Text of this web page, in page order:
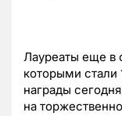
Лауреаты еще в
которыми стали
награды
на